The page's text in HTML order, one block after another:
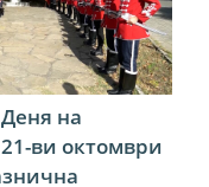
на
ви октомври